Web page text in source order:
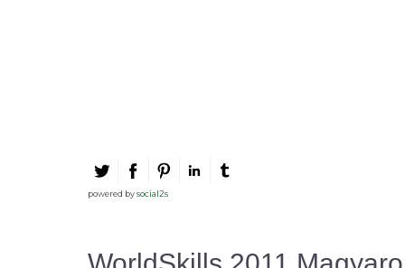
powered bysocial2s